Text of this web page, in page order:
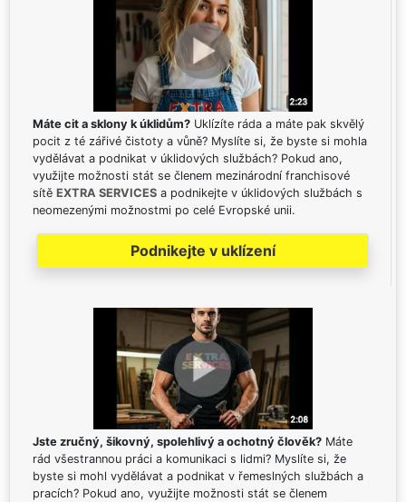
Máte cit a sklony k úklidům? Uklízíte ráda a máte pak skvělý
pocit z té zářivé čistoty a vůně? Myslíte si, že byste si mohla
vydělávat a podnikat v úklidových službách? Pokud ano,
využijte možnosti stát se členem mezinárodní franchisové
sítě EXTRA SERVICES a podnikejte v úklidových službách s
neomezenými možnostmi po celé Evropské unii.
Podnikejte v uklízení
Jste zručný, šikovný, spolehlivý a ochotný člověk? Máte
rád všestrannou práci a komunikaci s lidmi? Myslíte si, že
byste si mohl vydělávat a podnikat v řemeslných službách a
pracích? Pokud ano, využijte možnosti stát se členem